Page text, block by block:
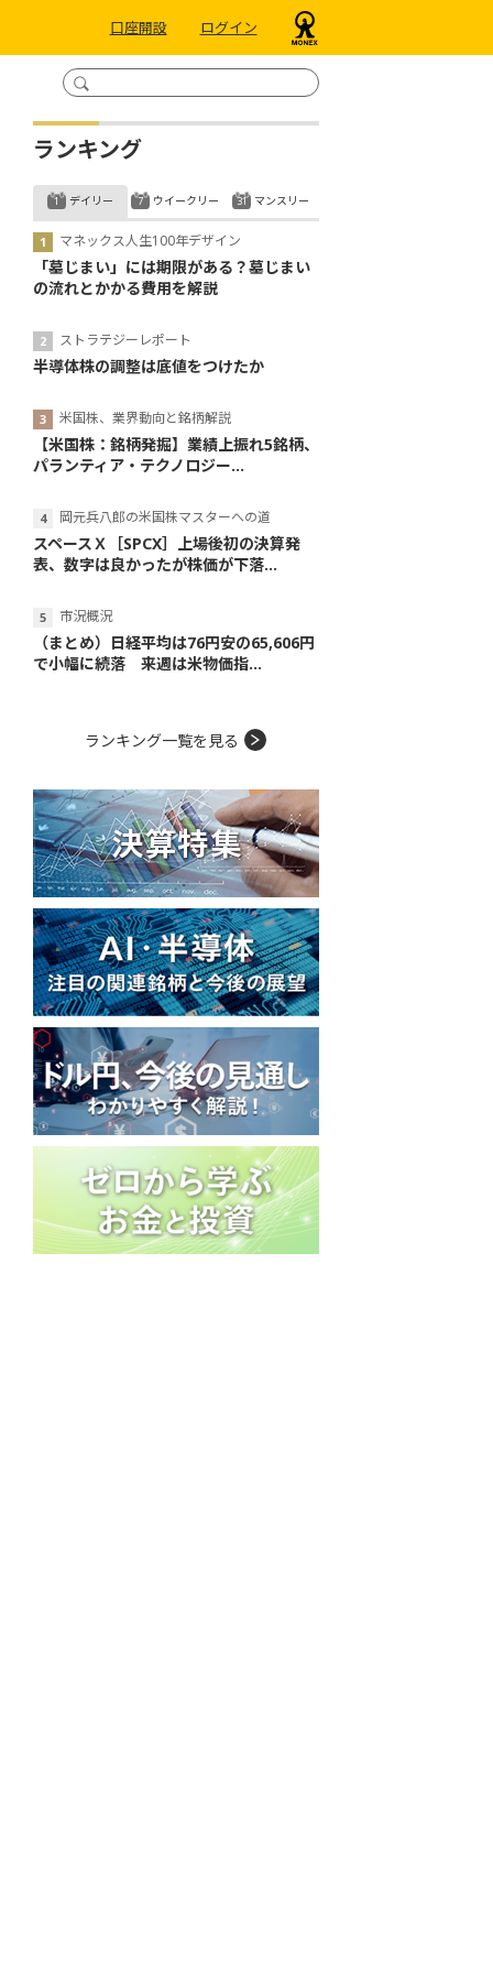
口座開設 ログイン
ランキング
デイリー
マネックス人生100年デザイン
「墓じまい」には期限がある？墓じまい
の流れとかかる費用を解説
ストラテジーレポート
半導体株の調整は底値をつけたか
米国株、業界動向と銘柄解説
【米国株：銘柄発掘】業績上振れ5銘柄、
パランティア・テクノロジー...
岡元兵八郎の米国株マスターへの道
スペースＸ［SPCX］上場後初の決算発
表、数字は良かったが株価が下落...
市況概況
（まとめ）日経平均は76円安の65,606円
で小幅に続落 来週は米物価指...
ウイークリー マンスリー
ランキング一覧を見る